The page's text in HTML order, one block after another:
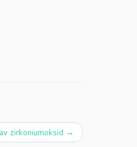
zirkoniumoksid →